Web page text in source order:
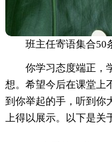
班主任寄语集合50
你学习态度端正，
想。希望今后在课堂上
到你举起的手，听到你
上得以展示。以下是关